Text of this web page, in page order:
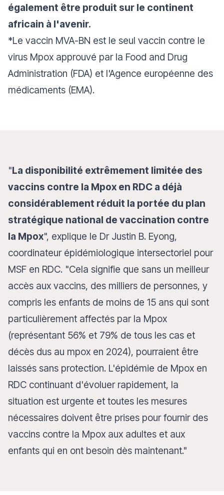
également être produit sur le continent
africain à l'avenir.
*Le vaccin MVA-BN est le seul vaccin contre le
virus Mpox approuvé par la Food and Drug
Administration (FDA) et l'Agence européenne des
médicaments (EMA).
"La disponibilité extrêmement limitée des
vaccins contre la Mpox en RDC a déjà
considérablement réduit la portée du plan
stratégique national de vaccination contre
la Mpox", explique le Dr Justin B. Eyong,
coordinateur épidémiologique intersectoriel pour
MSF en RDC. "Cela signifie que sans un meilleur
accès aux vaccins, des milliers de personnes, y
compris les enfants de moins de 15 ans qui sont
particulièrement affectés par la Mpox
(représentant 56% et 79% de tous les cas et
décès dus au mpox en 2024), pourraient être
laissés sans protection. L'épidémie de Mpox en
RDC continuant d'évoluer rapidement, la
situation est urgente et toutes les mesures
nécessaires doivent être prises pour fournir des
vaccins contre la Mpox aux adultes et aux
enfants qui en ont besoin dès maintenant."